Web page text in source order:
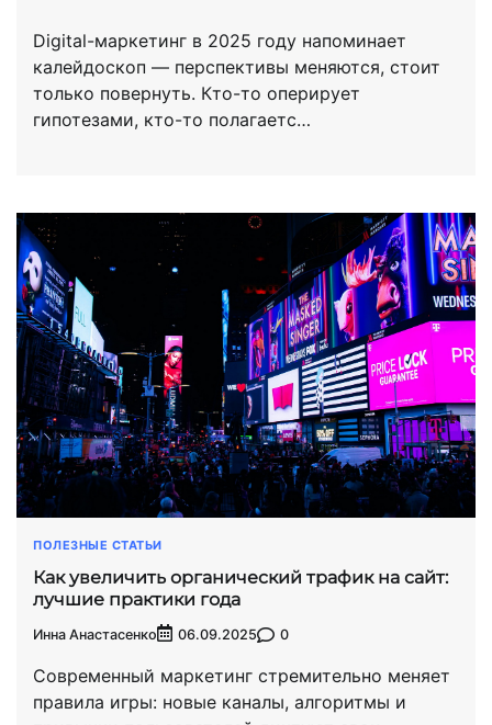
Digital-маркетинг в 2025 году напоминает
калейдоскоп — перспективы меняются, стоит
только повернуть. Кто-то оперирует
гипотезами, кто-то полагаетс…
ПОЛЕЗНЫЕ СТАТЬИ
Как увеличить органический трафик на сайт:
лучшие практики года
Инна Анастасенко 06.09.2025 0
Современный маркетинг стремительно меняет
правила игры: новые каналы, алгоритмы и